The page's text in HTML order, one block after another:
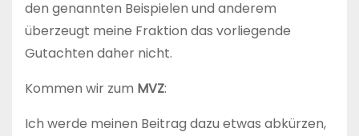
den genannten Beispielen und anderem
überzeugt meine Fraktion das vorliegende
Gutachten daher nicht.
Kommen wir zum MVZ:
Ich werde meinen Beitrag dazu etwas abkürzen,